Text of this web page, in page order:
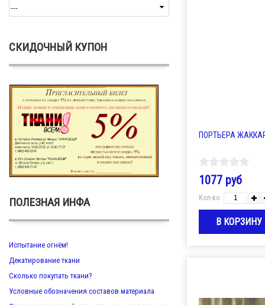
СКИДОЧНЫЙ КУПОН
ПОЛЕЗНАЯ ИНФА
Испытание огнём!
Декатирование ткани
Сколько покупать ткани?
Условные обозначения составов материала
ПОРТЬЕРА
1077 руб
Кол-во: